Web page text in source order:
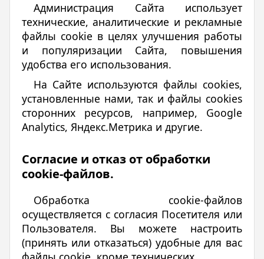
Администрация Сайта использует
технические, аналитические и рекламные
файлы cookie в целях улучшения работы
и популяризации Сайта, повышения
удобства его использования.
На Сайте используются файлы cookies,
установленные нами, так и файлы cookies
сторонних ресурсов, например, Google
Analytics, Яндекс.Метрика и другие.
Согласие и отказ от обработки
cookie-файлов.
Обработка cookie-файлов
осуществляется с согласия Посетителя или
Пользователя. Вы можете настроить
(принять или отказаться) удобные для вас